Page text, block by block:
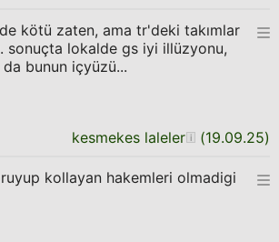
kötü zaten, ama tr'deki takımlar
sonuçta lokalde gs iyi illüzyonu,
bunun içyüzü...
kesmekes laleler (19.09.25)
kollayan hakemleri olmadigi